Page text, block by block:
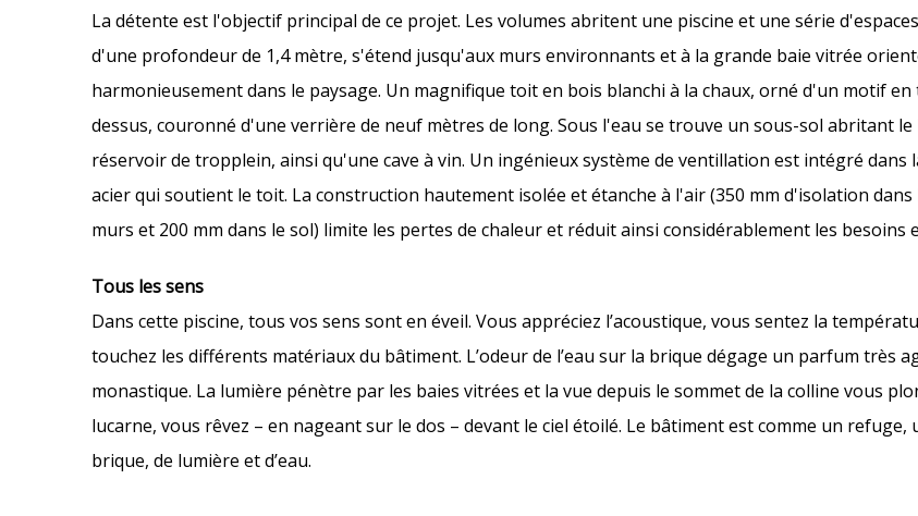
La détente est l'objectif principal de ce projet. Les volumes abritent une piscine et une série
d'une profondeur de 1,4 mètre, s'étend jusqu'aux murs environnants et à la grande baie vitrée
harmonieusement dans le paysage. Un magnifique toit en bois blanchi à la chaux, orné d'un motif
dessus, couronné d'une verrière de neuf mètres de long. Sous l'eau se trouve un sous-sol abritant
réservoir de tropplein, ainsi qu'une cave à vin. Un ingénieux système de ventillation est intégré dans
acier qui soutient le toit. La construction hautement isolée et étanche à l'air (350 mm d'isolation dans
murs et 200 mm dans le sol) limite les pertes de chaleur et réduit ainsi considérablement les besoins
Tous les sens
Dans cette piscine, tous vos sens sont en éveil. Vous appréciez l’acoustique, vous sentez la
touchez les différents matériaux du bâtiment. L’odeur de l’eau sur la brique dégage un parfum très
monastique. La lumière pénètre par les baies vitrées et la vue depuis le sommet de la colline vous
lucarne, vous rêvez – en nageant sur le dos – devant le ciel étoilé. Le bâtiment est comme un refuge,
brique, de lumière et d’eau.